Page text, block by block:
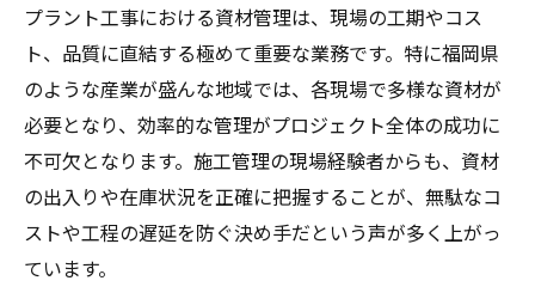
経験を活かす資材管理の実践ポイント
プラント工事経験者が実践する資材管理の
コツ
現場経験を活かした資材管理の工夫と改善
例
資材管理を効率化するプラント工事の作業
手順
プラント工事における資材管理は、現場の工期やコス
ト、品質に直結する極めて重要な業務です。特に福岡県
のような産業が盛んな地域では、各現場で多様な資材が
必要となり、効率的な管理がプロジェクト全体の成功に
不可欠となります。施工管理の現場経験者からも、資材
の出入りや在庫状況を正確に把握することが、無駄なコ
ストや工程の遅延を防ぐ決め手だという声が多く上がっ
ています。